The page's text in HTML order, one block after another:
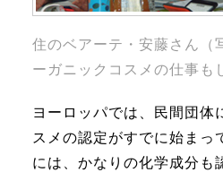
住のベアーテ・安藤さん（
ーガニックコスメの仕事も
ヨーロッパでは、民間団体
スメの認定がすでに始まっ
には、かなりの化学成分も